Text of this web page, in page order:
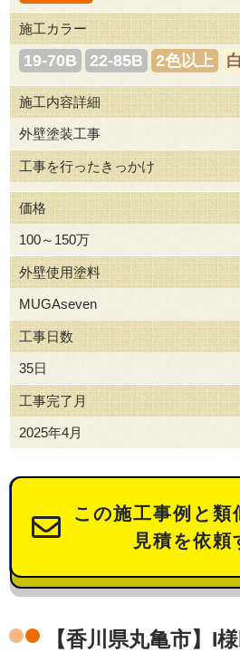
施工カラー
19-70B 22-85B 2色以上
施工内容詳細
外壁塗装工事
工事を行ったきっかけ
価格
100～150万
外壁使用塗料
MUGAseven
工事日数
35日
工事完了月
2025年4月
この施工事例と類
見積を依頼
【香川県丸亀市】I